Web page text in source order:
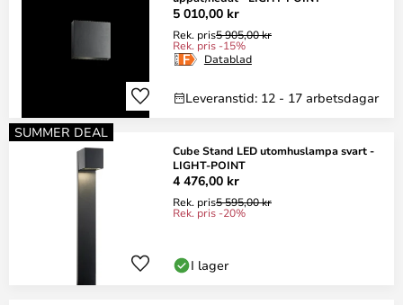
5 010,00 kr
Rek. pris5 905,00 kr
Rek. pris -15%
Datablad
Leveranstid: 12 - 17 arbetsdagar
SUMMER DEAL
Cube Stand LED utomhuslampa svart -
LIGHT-POINT
4 476,00 kr
Rek. pris5 595,00 kr
Rek. pris -20%
I lager